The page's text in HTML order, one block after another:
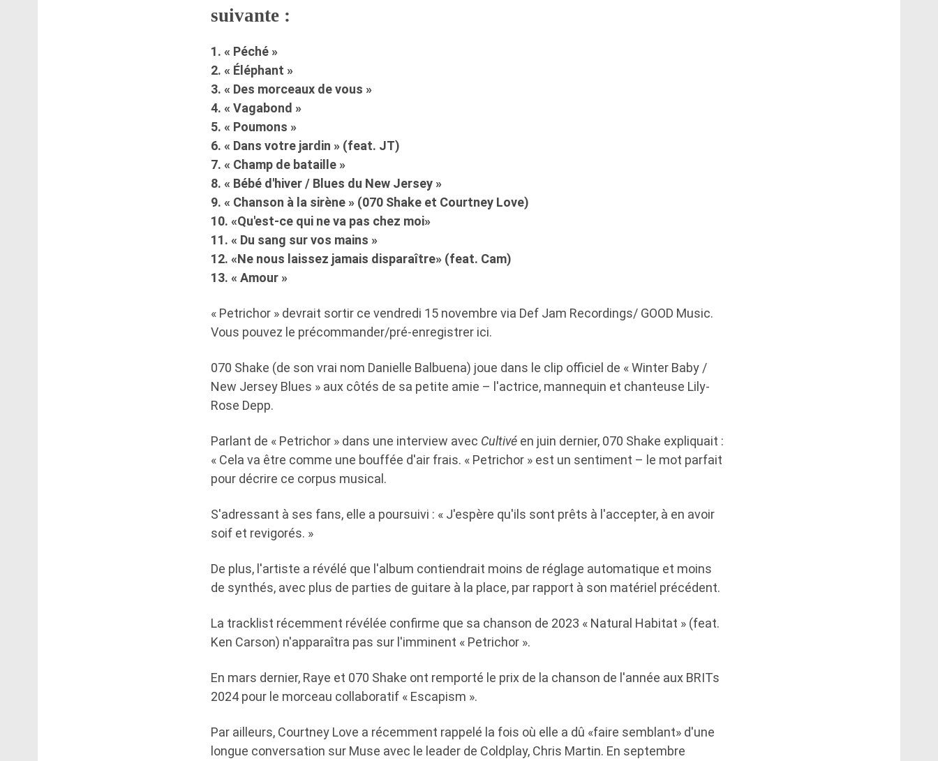
suivante :
1. « Péché »
2. « Éléphant »
3. « Des morceaux de vous »
4. « Vagabond »
5. « Poumons »
6. « Dans votre jardin » (feat. JT)
7. « Champ de bataille »
8. « Bébé d'hiver / Blues du New Jersey »
9. « Chanson à la sirène » (070 Shake et Courtney Love)
10. «Qu'est-ce qui ne va pas chez moi»
11. « Du sang sur vos mains »
12. «Ne nous laissez jamais disparaître» (feat. Cam)
13. « Amour »
« Petrichor » devrait sortir ce vendredi 15 novembre via Def Jam Recordings/ GOOD Music.
Vous pouvez le précommander/pré-enregistrer ici.
070 Shake (de son vrai nom Danielle Balbuena) joue dans le clip officiel de « Winter Baby /
New Jersey Blues » aux côtés de sa petite amie – l'actrice, mannequin et chanteuse Lily-
Rose Depp.
Parlant de « Petrichor » dans une interview avec Cultivé en juin dernier, 070 Shake expliquait :
« Cela va être comme une bouffée d'air frais. « Petrichor » est un sentiment – ​​le mot parfait
pour décrire ce corpus musical.
S'adressant à ses fans, elle a poursuivi : « J'espère qu'ils sont prêts à l'accepter, à en avoir
soif et revigorés. »
De plus, l'artiste a révélé que l'album contiendrait moins de réglage automatique et moins
de synthés, avec plus de parties de guitare à la place, par rapport à son matériel précédent.
La tracklist récemment révélée confirme que sa chanson de 2023 « Natural Habitat » (feat.
Ken Carson) n'apparaîtra pas sur l'imminent « Petrichor ».
En mars dernier, Raye et 070 Shake ont remporté le prix de la chanson de l'année aux BRITs
2024 pour le morceau collaboratif « Escapism ».
Par ailleurs, Courtney Love a récemment rappelé la fois où elle a dû «faire semblant» d'une
longue conversation sur Muse avec le leader de Coldplay, Chris Martin. En septembre